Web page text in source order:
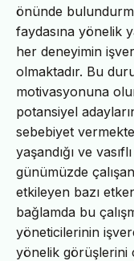
önünde
faydasına yönelik
her deneyimin
olmaktadır. Bu
motivasyonuna
potansiyel
sebebiyet
yaşandığı ve
günümüzde
etkileyen bazı
bağlamda bu
yöneticilerinin
yönelik görüşlerini